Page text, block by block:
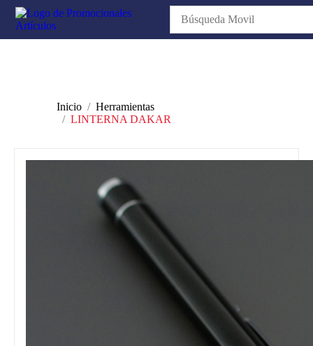
Inicio
Herramientas
LINTERNA DAKAR